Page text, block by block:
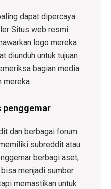
dapat dipercaya
Situs web resmi.
logo mereka
diunduh untuk tujuan
bagian media
mereka.
penggemar
dan berbagai forum
subreddit atau
berbagi aset,
menjadi sumber
memastikan untuk